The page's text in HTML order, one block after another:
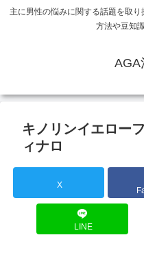
主に男性の悩みに関する話題を取
方法や豆知
AGA
キノリンイエロー
ィナロ
X
LINE